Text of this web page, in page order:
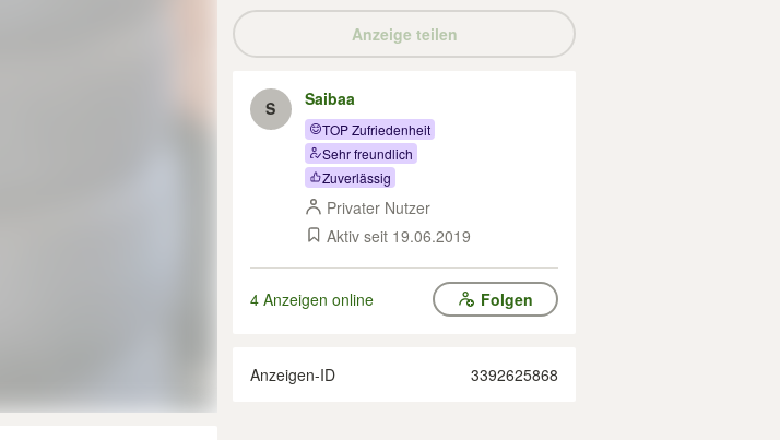
Anzeige teilen
S Saibaa
TOP Zufriedenheit
Sehr freundlich
Zuverlässig
Privater Nutzer
Aktiv seit 19.06.2019
4 Anzeigen online Folgen
Anzeigen-ID 3392625868